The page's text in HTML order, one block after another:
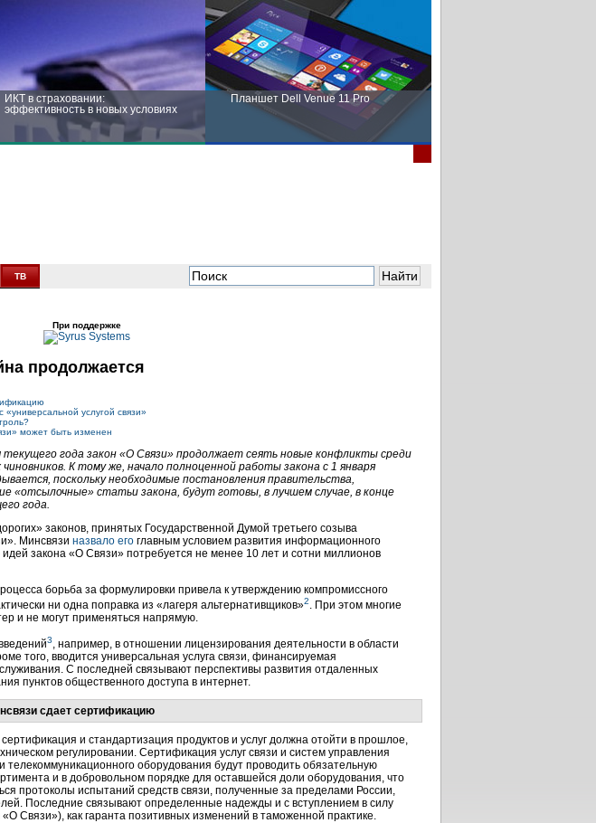
ИКТ в страховании:
эффективность в новых условиях
Планшет Dell Venue 11 Pro
новых условиях
ТВ
При поддержке
продолжается
услугой связи»
может быть изменен
года закон «О Связи» продолжает сеять новые конфликты среди
К тому же, начало полноценной работы закона с 1 января
поскольку необходимые постановления правительства,
«отсылочные» статьи закона, будут готовы, в лучшем случае, в конце
года.
законов, принятых Государственной Думой третьего созыва
Минсвязи назвало его главным условием развития информационного
закона «О Связи» потребуется не менее 10 лет и сотни миллионов
борьба за формулировки привела к утверждению компромиссного
ни одна поправка из «лагеря альтернативщиков»2. При этом многие
и не могут применяться напрямую.
3, например, в отношении лицензирования деятельности в области
того, вводится универсальная услуга связи, финансируемая
С последней связывают перспективы развития отдаленных
пунктов общественного доступа в интернет.
сдает сертификацию
и стандартизация продуктов и услуг должна отойти в прошлое,
регулировании. Сертификация услуг связи и систем управления
оборудования будут проводить обязательную
и в добровольном порядке для оставшейся доли оборудования, что
протоколы испытаний средств связи, полученные за пределами России,
Последние связывают определенные надежды и с вступлением в силу
Связи»), как гаранта позитивных изменений в таможенной практике.